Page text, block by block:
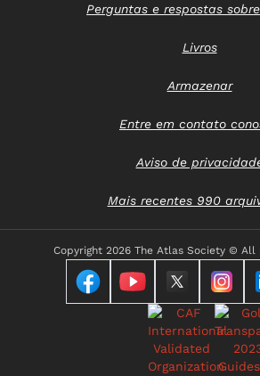
Perguntas e respostas
Livros
Armazenar
Entre em contato
Aviso de
Mais recentes 990
Copyright 2026 The Atlas Society © All